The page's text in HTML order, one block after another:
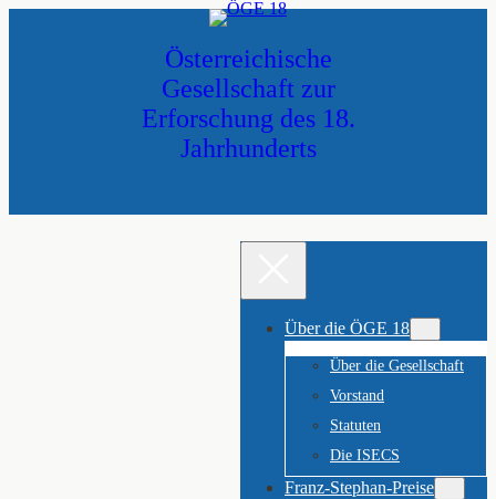
Österreichische
Gesellschaft zur
Erforschung des 18.
Jahrhunderts
Über die ÖGE 18
Über die Gesellschaft
Vorstand
Statuten
Die ISECS
Franz-Stephan-Preise